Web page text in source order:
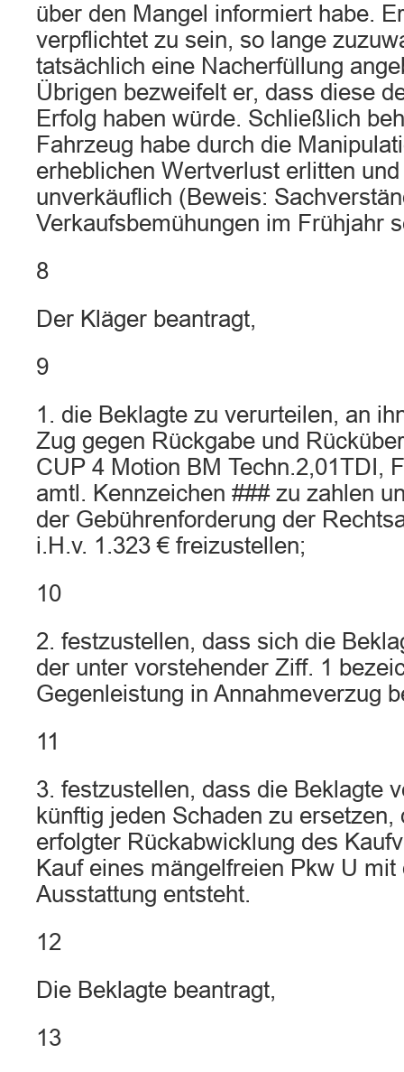
über den Mangel informiert habe.
verpflichtet zu sein, so lange
tatsächlich eine Nacherfüllung
Übrigen bezweifelt er, dass diese
Erfolg haben würde. Schließlich
Fahrzeug habe durch die
erheblichen Wertverlust erlitten
unverkäuflich (Beweis:
Verkaufsbemühungen im Frühjahr
8
Der Kläger beantragt,
9
1. die Beklagte zu verurteilen, an
Zug gegen Rückgabe und
CUP 4 Motion BM Techn.2,01TDI,
amtl. Kennzeichen ### zu zahlen
der Gebührenforderung der
i.H.v. 1.323 € freizustellen;
10
2. festzustellen, dass sich die
der unter vorstehender Ziff. 1
Gegenleistung in Annahmeverzug
11
3. festzustellen, dass die Beklagte
künftig jeden Schaden zu ersetzen,
erfolgter Rückabwicklung des
Kauf eines mängelfreien Pkw U mit
Ausstattung entsteht.
12
Die Beklagte beantragt,
13